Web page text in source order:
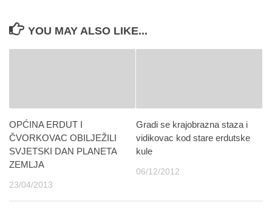
YOU MAY ALSO LIKE...
OPĆINA ERDUT I
ČVORKOVAC OBILJEŽILI
SVJETSKI DAN PLANETA
ZEMLJA
23/04/2013
Gradi se krajobrazna staza i
vidikovac kod stare erdutske
kule
06/12/2012